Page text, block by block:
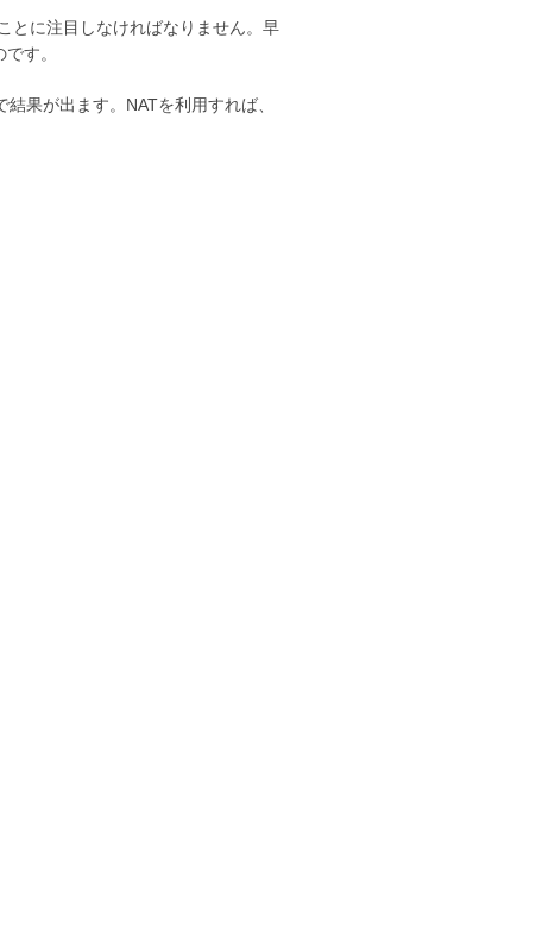
とに注目しなければなりません。早
す。
果が出ます。NATを利用すれば、